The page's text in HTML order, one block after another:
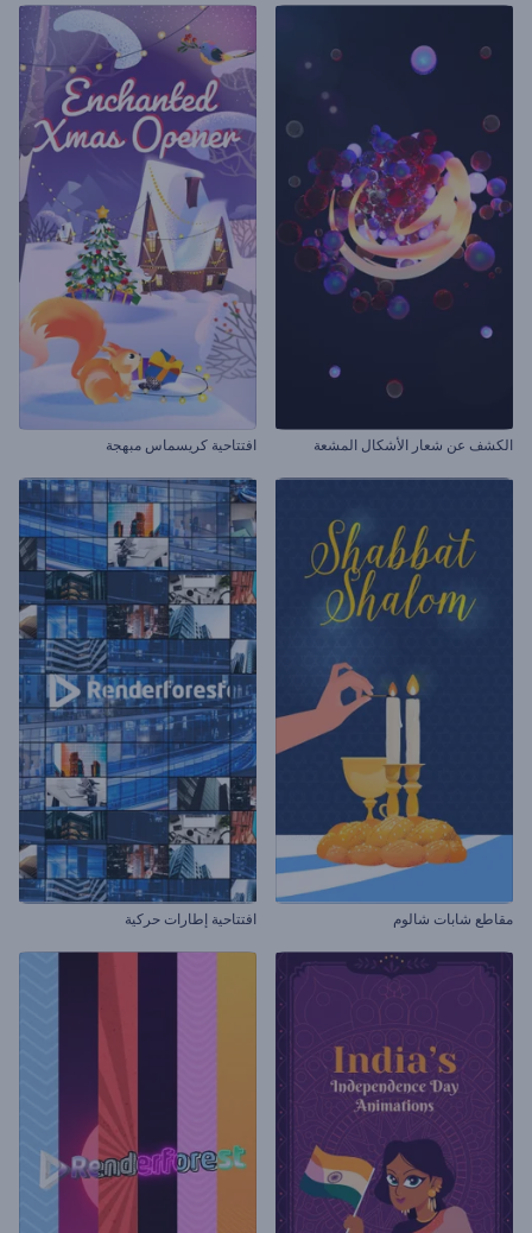
الكشف عن شعار الأشكال المشعة افتتاحية كريسماس مبهجة
مقاطع شابات شالوم افتتاحية إطارات حركية